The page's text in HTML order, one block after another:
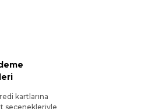
kartlarına
seçenekleriyle